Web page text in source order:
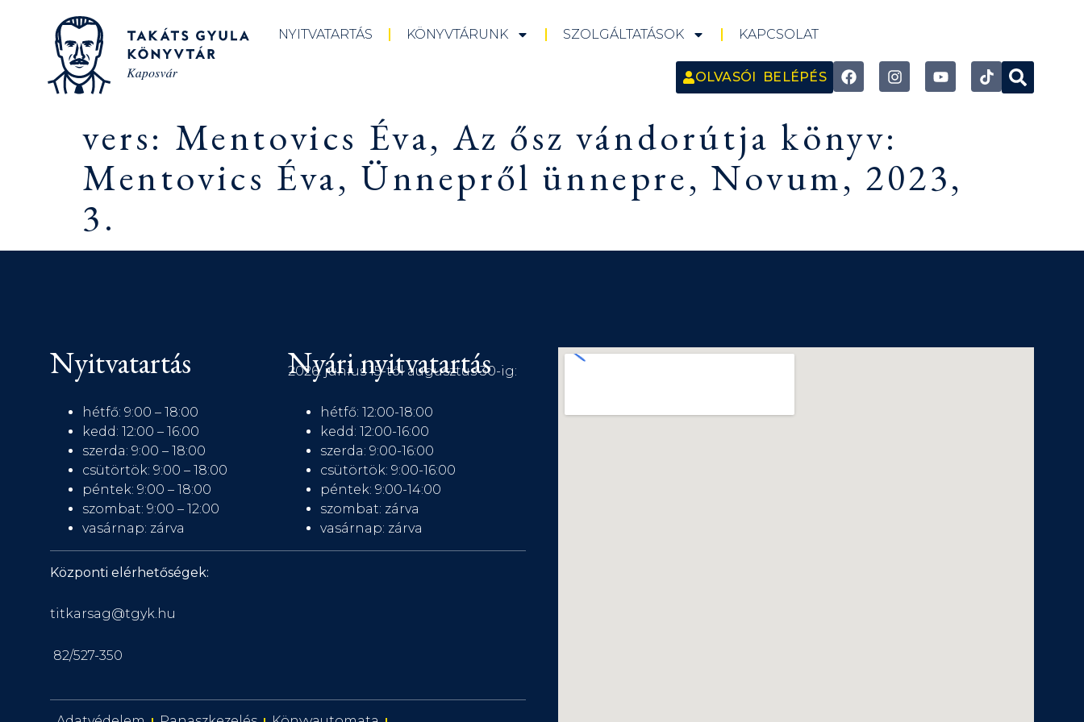
NYITVATARTÁS KÖNYVTÁRUNK SZOLGÁLTATÁSOK KAPCSOLAT
OLVASÓI BELÉPÉS
vers: Mentovics Éva, Az ősz vándorútja könyv:
Mentovics Éva, Ünnepről ünnepre, Novum, 2023,
3.
Nyitvatartás
hétfő: 9:00 – 18:00
kedd: 12:00 – 16:00
szerda: 9:00 – 18:00
csütörtök: 9:00 – 18:00
péntek: 9:00 – 18:00
szombat: 9:00 – 12:00
vasárnap: zárva
Nyári nyitvatartás
2026. június 15-től augusztus 30-ig:
hétfő: 12:00-18:00
kedd: 12:00-16:00
szerda: 9:00-16:00
csütörtök: 9:00-16:00
péntek: 9:00-14:00
szombat: zárva
vasárnap: zárva
Központi elérhetőségek:
titkarsag@tgyk.hu
82/527-350